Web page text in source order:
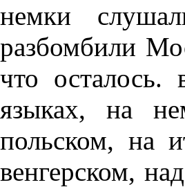
немки
разбомбили
что осталось.
языках, на
польском, на
венгерском,